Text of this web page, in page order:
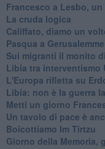
Francesco a Lesbo,
La cruda logica
Califfato, diamo un
Pasqua a Gerusalemme
Sui migranti il monito
Libia tra interventismo
L'Europa rifletta su
Libia: non è la guerra
Metti un giorno
Un tavolo di pace è
Boicottiamo Im Tirtzu
Giorno della Memoria,